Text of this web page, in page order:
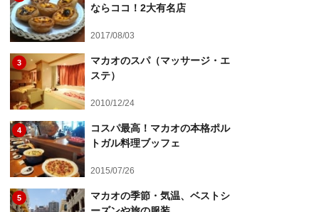
ならココ！2大有名店
2017/08/03
3
マカオのスパ（マッサージ・エ
ステ）
2010/12/24
4
コスパ最高！マカオの本格ポル
トガル料理ブッフェ
2015/07/26
5
マカオの季節・気温、ベストシ